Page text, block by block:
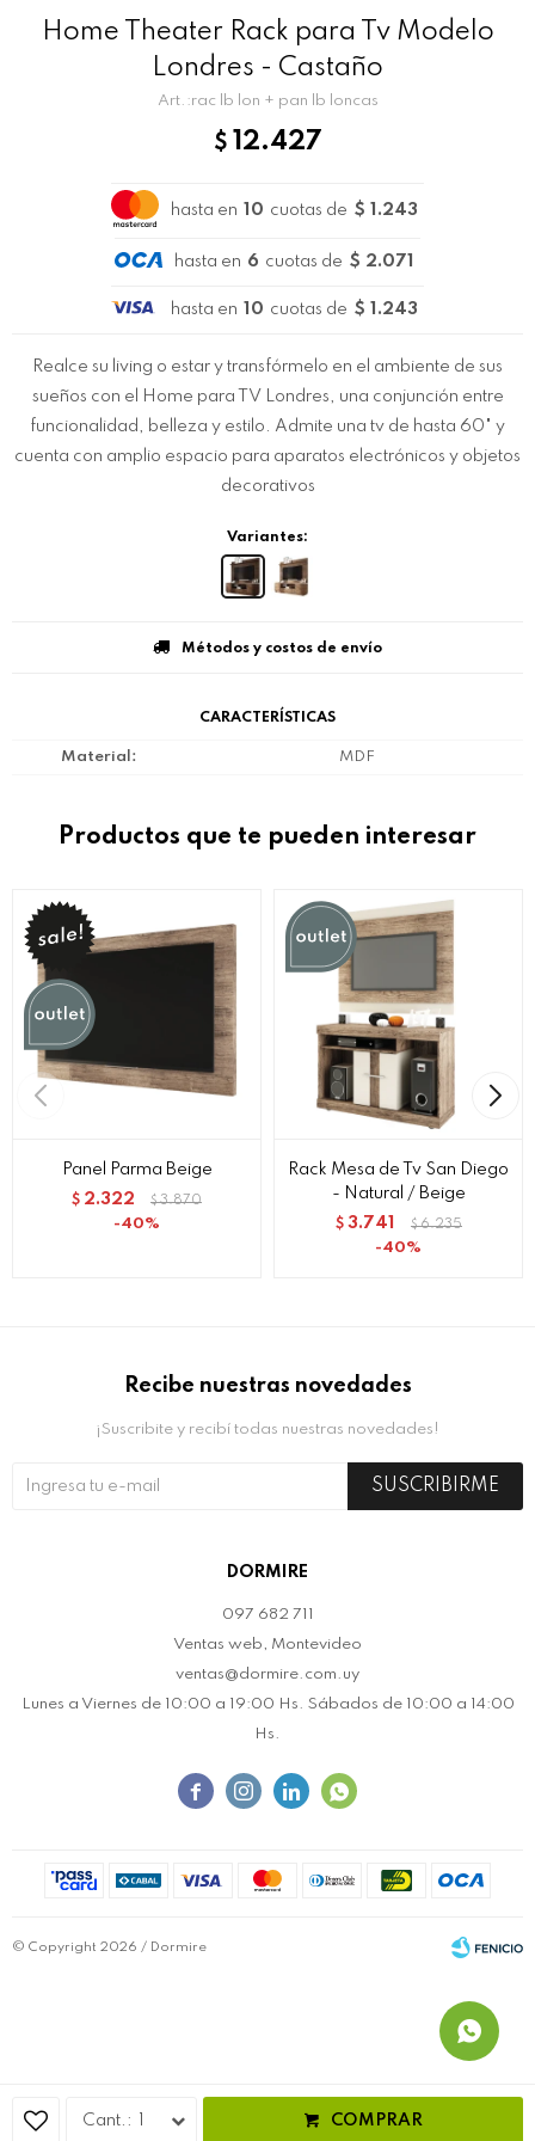
Home Theater Rack para Tv Modelo
Londres - Castaño
rac lb lon + pan lb loncas
$ 12.427
hasta en 10 cuotas de $ 1.243
hasta en 6 cuotas de $ 2.071
hasta en 10 cuotas de $ 1.243
Realce su living o estar y transfórmelo en el ambiente de sus
sueños con el Home para TV Londres, una conjunción entre
funcionalidad, belleza y estilo. Admite una tv de hasta 60" y
cuenta con amplio espacio para aparatos electrónicos y objetos
decorativos
Variantes:
COMPRAR
Métodos y costos de envío
CARACTERÍSTICAS
Material MDF
Productos que te pueden interesar
Panel Parma Beige
$ 2.322 $ 3.870
40
Rack Mesa de Tv San Diego
- Natural / Beige
$ 3.741 $ 6.235
40
DORMIRE
097 682 711
Ventas web, Montevideo
ventas@dormire.com.uy
Lunes a Viernes de 10:00 a 19:00 Hs. Sábados de 10:00 a 14:00
Hs.
   
Recibe nuestras novedades
¡Suscribite y recibí todas nuestras novedades!
SUSCRIBIRME
© Copyright 2026 / Dormire